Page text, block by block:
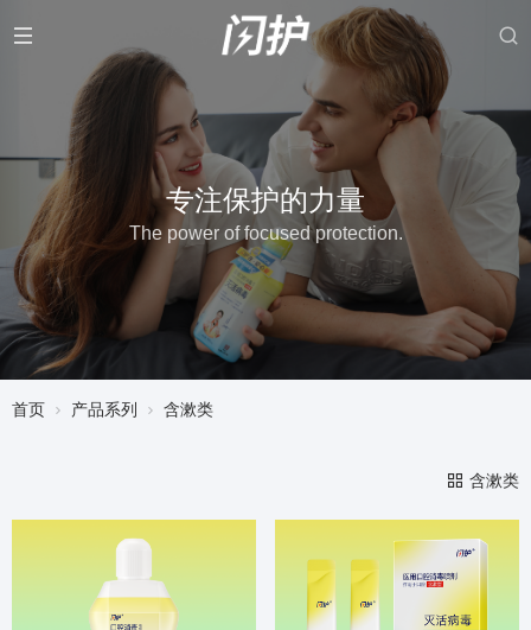
专注保护的力量
The power of focused protection.
首页 产品系列 含漱类
含漱类